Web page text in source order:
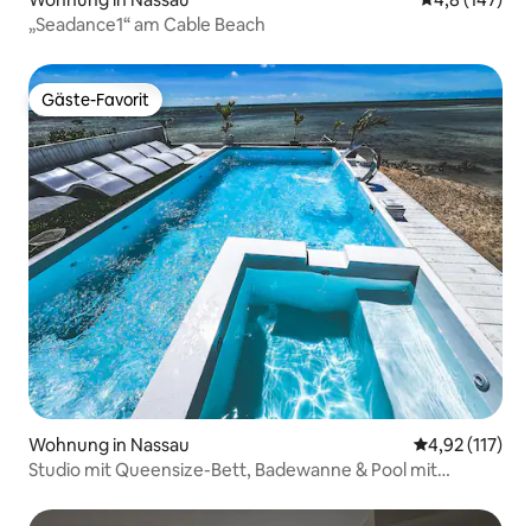
„Seadance1“ am Cable Beach
Gäste-Favorit
Gäste-Favorit
Wohnung in Nassau
4,92 (117)
Studio mit Queensize-Bett, Badewanne & Pool mit